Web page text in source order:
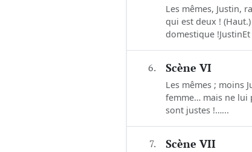
Les mêmes, Justin,
qui est deux !
domestique
6. Scène VI
Les mêmes ; moins
femme… mais ne lui
sont justes !…...
7. Scène VII